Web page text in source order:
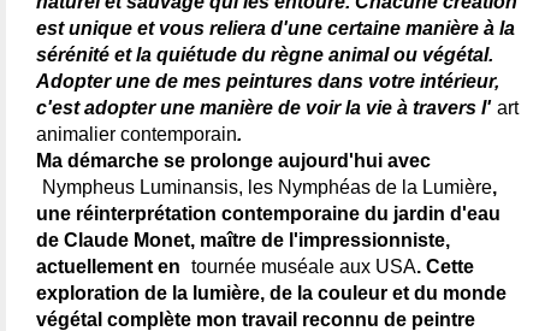
est unique et vous reliera d'une certaine manière à la
sérénité et la quiétude du règne animal ou végétal.
Adopter une de mes peintures dans votre intérieur,
c'est adopter une manière de voir la vie à travers l' art
animalier contemporain.
Ma démarche se prolonge aujourd'hui avec
Nympheus Luminansis, les Nymphéas de la Lumière,
une réinterprétation contemporaine du jardin d'eau
de Claude Monet, maître de l'impressionniste,
actuellement en tournée muséale aux USA. Cette
exploration de la lumière, de la couleur et du monde
végétal complète mon travail reconnu de peintre